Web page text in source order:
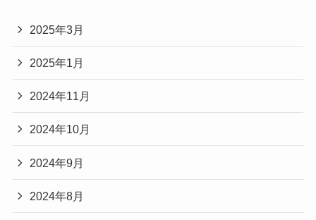
2025年3月
2025年1月
2024年11月
2024年10月
2024年9月
2024年8月